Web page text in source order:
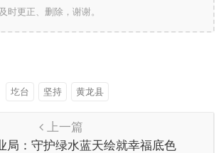
时更正、删除，谢谢。
圪台 坚持 黄龙县
上一篇
局：守护绿水蓝天绘就幸福底色